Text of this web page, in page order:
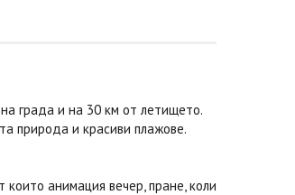
града и на 30 км от летището.
природа и красиви плажове.
които анимация вечер, пране, коли